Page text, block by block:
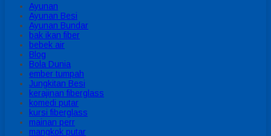
Ayunan
Ayunan Besi
Ayunan Bundar
bak ikan fiber
bebek air
Blog
Bola Dunia
ember tumpah
Jungkitan Besi
kerajinan fiberglass
komedi putar
kursi fiberglass
mainan perr
mangkok putar